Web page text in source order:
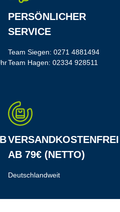
PERSÖNLICHER
SERVICE
Team Siegen: 0271 4881494
Team Hagen: 02334 928511
VERSANDKOSTENFREI
AB 79€ (NETTO)
Deutschlandweit